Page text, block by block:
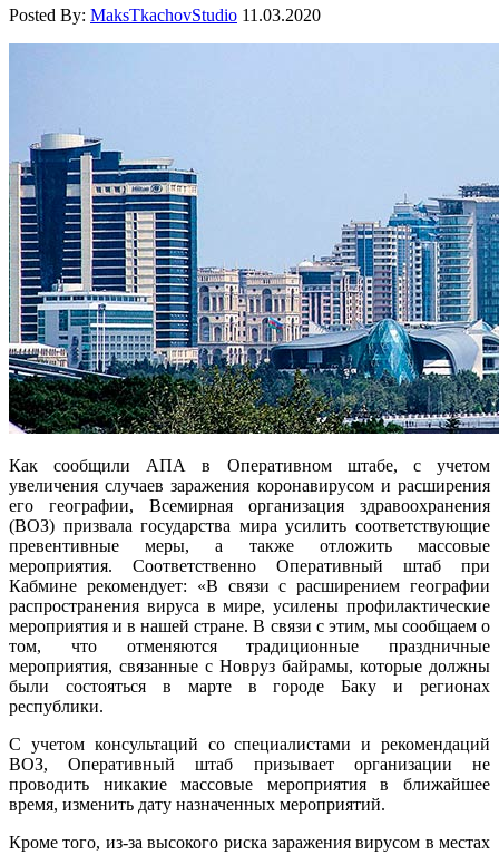
Posted By: MaksTkachovStudio 11.03.2020
Как сообщили АПА в Оперативном штабе, с учетом
увеличения случаев заражения коронавирусом и расширения
его географии, Всемирная организация здравоохранения
(ВОЗ) призвала государства мира усилить соответствующие
превентивные меры, а также отложить массовые
мероприятия. Соответственно Оперативный штаб при
Кабмине рекомендует: «В связи с расширением географии
распространения вируса в мире, усилены профилактические
мероприятия и в нашей стране. В связи с этим, мы сообщаем о
том, что отменяются традиционные праздничные
мероприятия, связанные с Новруз байрамы, которые должны
были состояться в марте в городе Баку и регионах
республики.
С учетом консультаций со специалистами и рекомендаций
ВОЗ, Оперативный штаб призывает организации не
проводить никакие массовые мероприятия в ближайшее
время, изменить дату назначенных мероприятий.
Кроме того, из-за высокого риска заражения вирусом в местах